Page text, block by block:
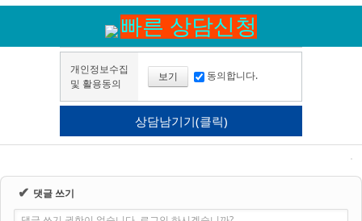
빠른 상담신청
개인정보수집
및 활용동의
보기 동의합니다.
✔ 댓글 쓰기